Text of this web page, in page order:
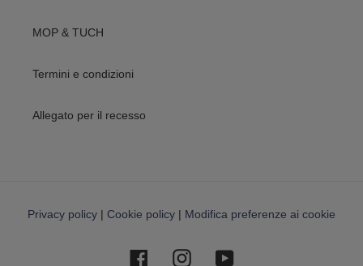
MOP & TUCH
Termini e condizioni
Allegato per il recesso
Privacy policy | Cookie policy | Modifica preferenze ai cookie
FacebookInstagramYouTube